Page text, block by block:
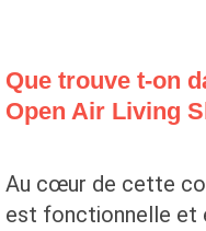
Que trouve t-on
Open Air Living
Au cœur de cette
est fonctionnelle et